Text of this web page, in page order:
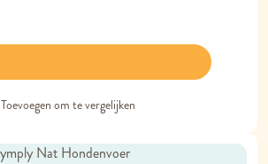
Toevoegen om te vergelijken